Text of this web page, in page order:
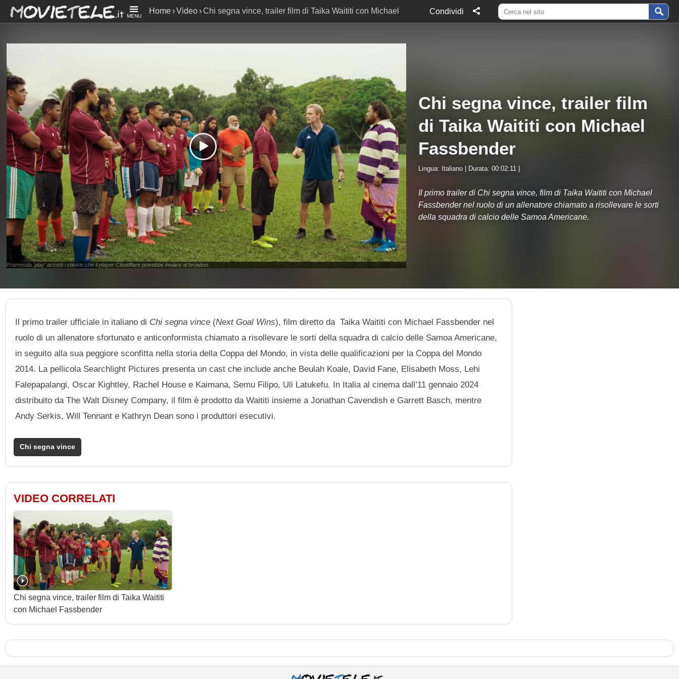
MENU
Home Video
Chi segna vince, trailer film di Taika Waititi con Michael
Fassbender
Condividi
Premendo 'play' accetti i cookie che il player Cloudflare potrebbe inviare al browser.
Chi segna vince, trailer film
di Taika Waititi con Michael
Fassbender
Lingua: Italiano | Durata: 00:02:11 |
Il primo trailer di Chi segna vince, film di Taika Waititi con Michael
Fassbender nel ruolo di un allenatore chiamato a risollevare le sorti
della squadra di calcio delle Samoa Americane.
Il primo trailer ufficiale in italiano di Chi segna vince (Next Goal Wins), film diretto da Taika Waititi con Michael Fassbender nel
ruolo di un allenatore sfortunato e anticonformista chiamato a risollevare le sorti della squadra di calcio delle Samoa Americane,
in seguito alla sua peggiore sconfitta nella storia della Coppa del Mondo, in vista delle qualificazioni per la Coppa del Mondo
2014. La pellicola Searchlight Pictures presenta un cast che include anche Beulah Koale, David Fane, Elisabeth Moss, Lehi
Falepapalangi, Oscar Kightley, Rachel House e Kaimana, Semu Filipo, Uli Latukefu. In Italia al cinema dall’11 gennaio 2024
distribuito da The Walt Disney Company, il film è prodotto da Waititi insieme a Jonathan Cavendish e Garrett Basch, mentre
Andy Serkis, Will Tennant e Kathryn Dean sono i produttori esecutivi.
Chi segna vince
VIDEO CORRELATI
Chi segna vince, trailer film di Taika Waititi
con Michael Fassbender